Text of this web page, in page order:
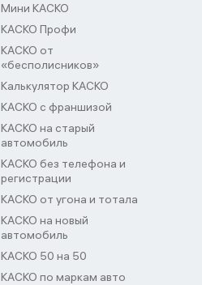
Мини КАСКО
КАСКО Профи
КАСКО от
«бесполисников»
Калькулятор КАСКО
КАСКО с франшизой
КАСКО на старый
автомобиль
КАСКО без телефона и
регистрации
КАСКО от угона и тотала
КАСКО на новый
автомобиль
КАСКО 50 на 50
КАСКО по маркам авто